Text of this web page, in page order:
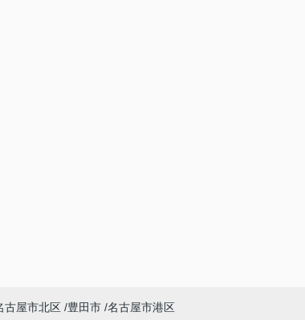
古屋市北区 豊田市 名古屋市港区